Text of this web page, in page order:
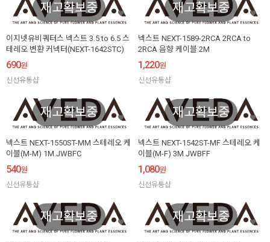
재고확보중
이지넷유비쿼터스 넥스트 3.5 to 6.5 스
테레오 변환 커넥터(NEXT-1642STC)
690원
신선유통샵
재고확보중
넥스트 NEXT-1589-2RCA 2RCA to
2RCA 음향 케이블 2M
1,220원
신선유통샵
재고확보중
넥스트 NEXT-1550ST-MM 스테레오 케
이블(M-M) 1M JWBFC
540원
신선유통샵
재고확보중
넥스트 NEXT-1542ST-MF 스테레오 케
이블(M-F) 3M JWBFF
1,080원
신선유통샵
재고확보중 재고확보중